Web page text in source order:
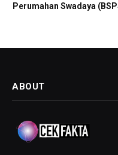
Perumahan Swadaya
ABOUT